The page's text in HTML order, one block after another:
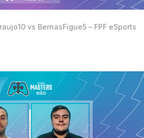
vs BernasFigue5 – FPF eSports